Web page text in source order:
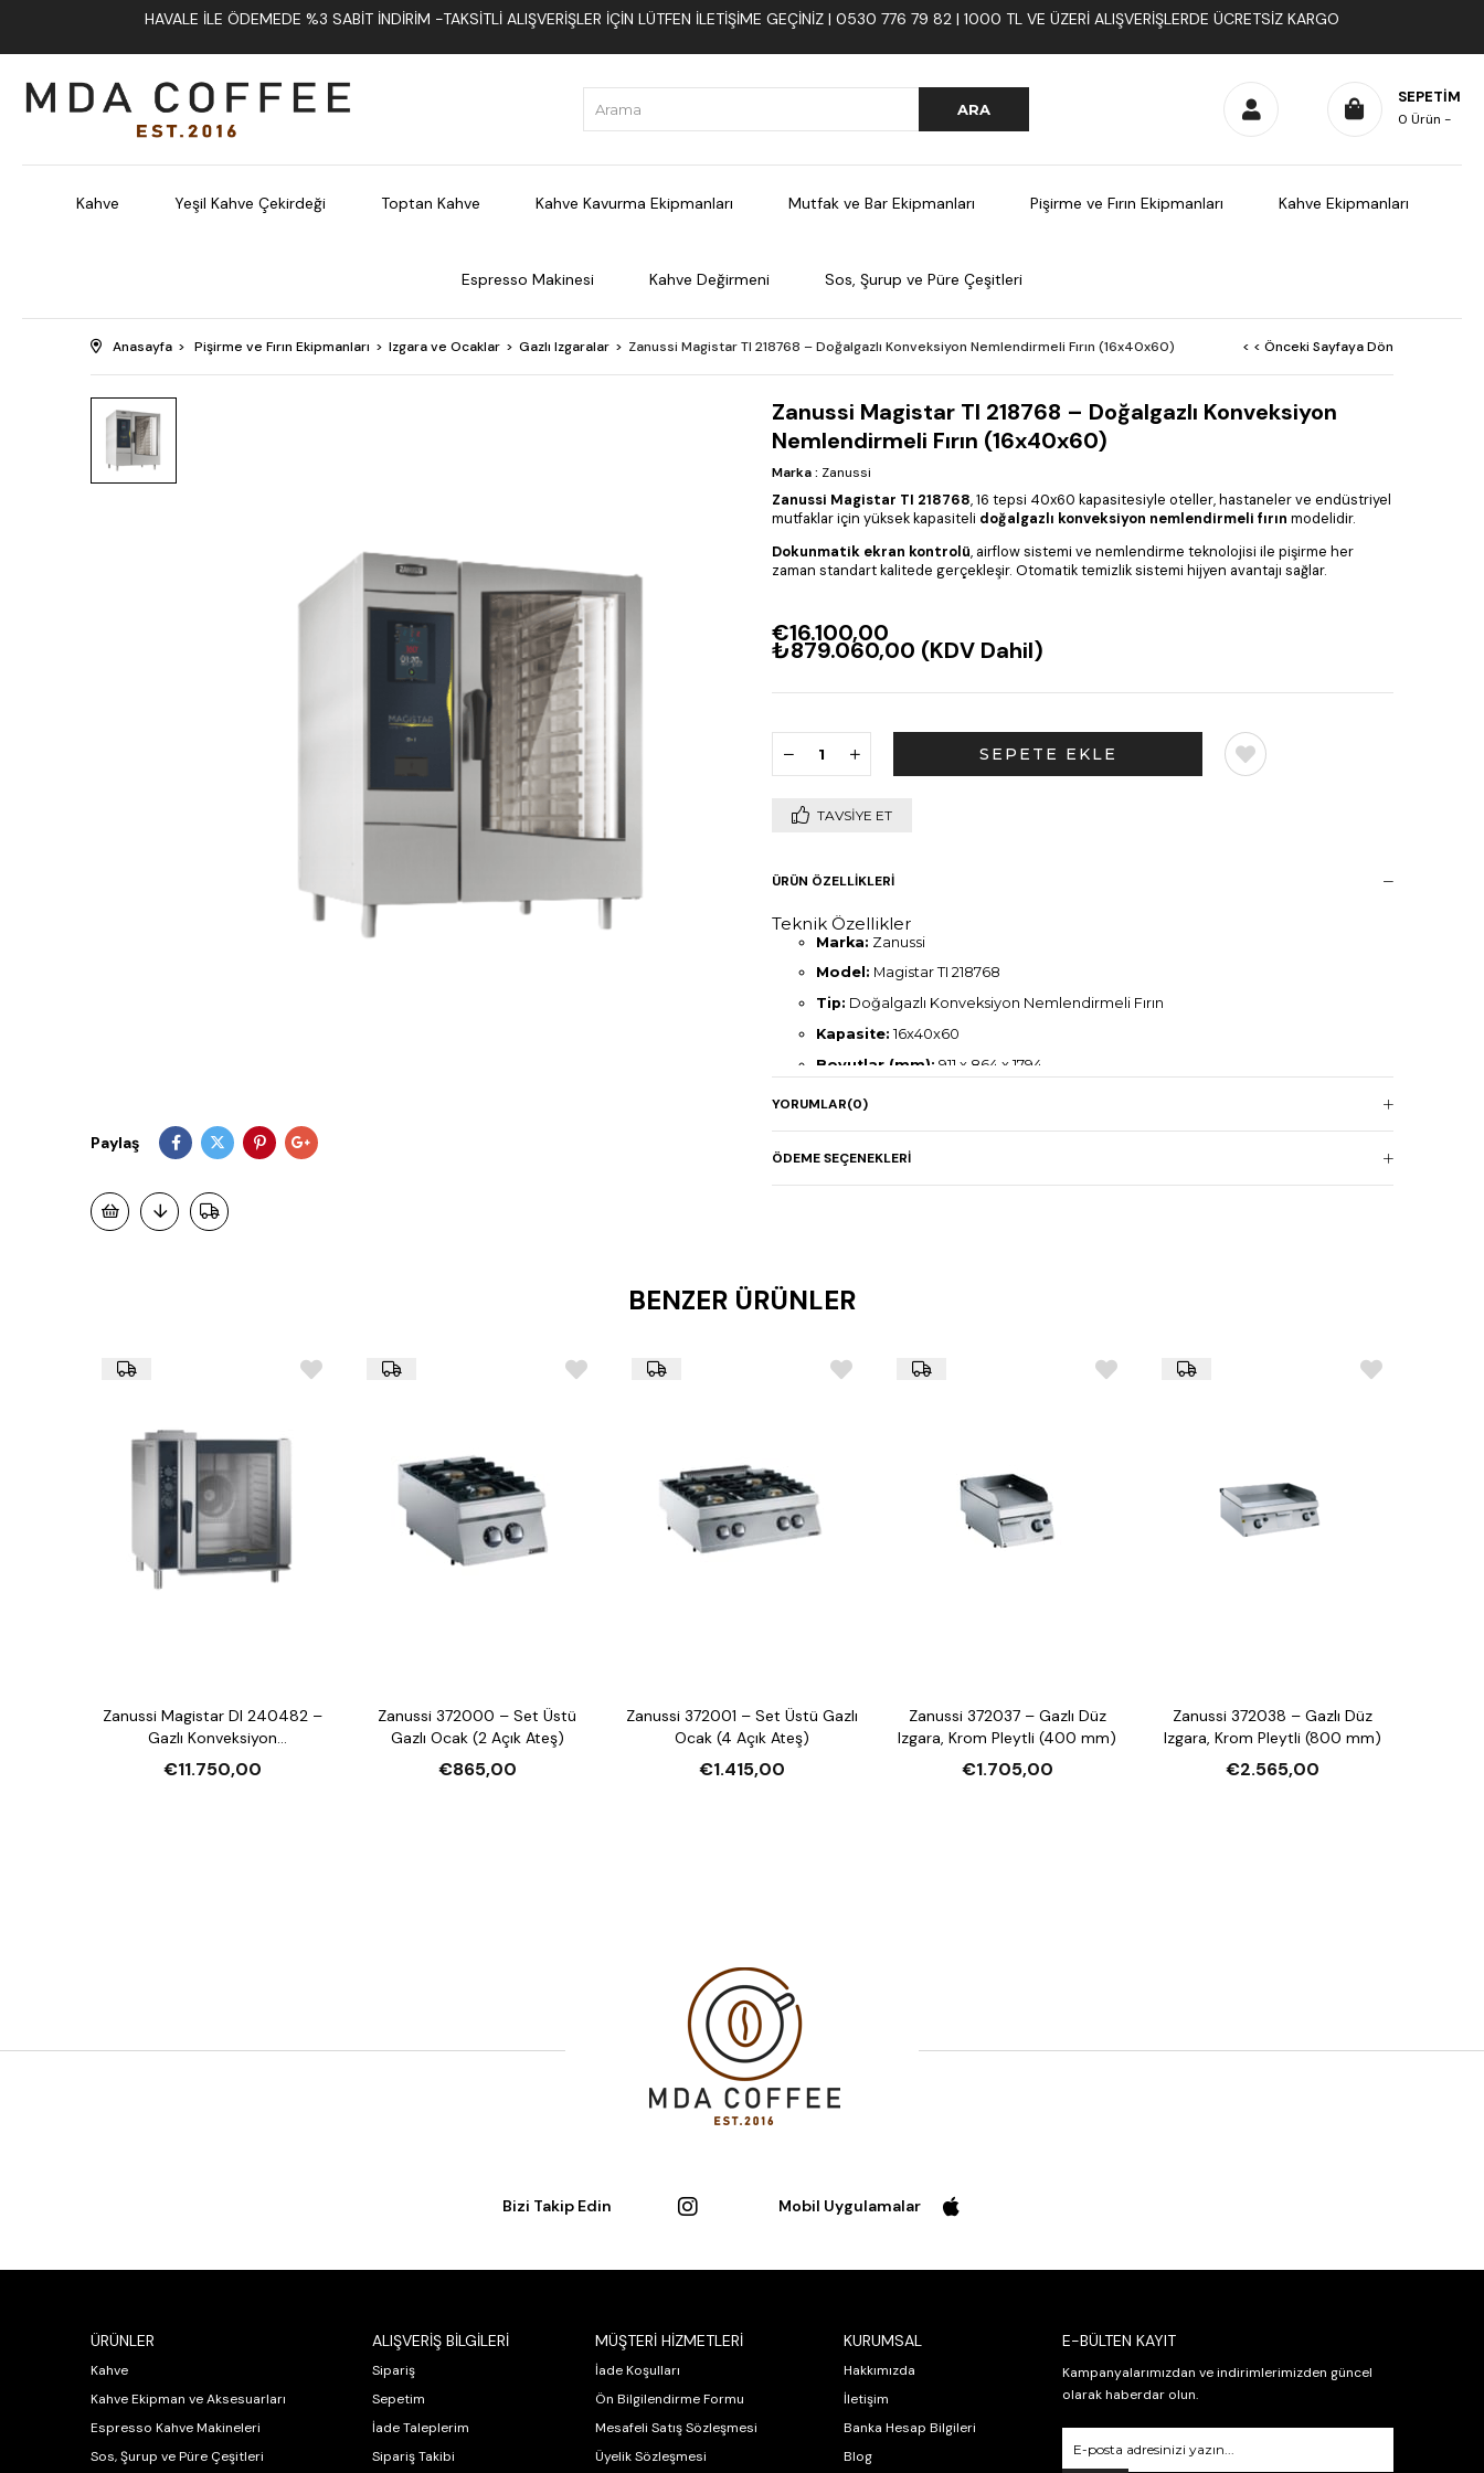
HAVALE İLE ÖDEMEDE %3 SABIT İNDIRIM -TAKSITLI ALIŞVERIŞLER İÇIN LÜTFEN ILETIŞIME GEÇINIZ | 0530 776 79 82 | 1000 TL VE ÜZERI ALIŞVERIŞLERDE ÜCRETSIZ KARGO
SEPETIM
0 Ürün
Kahve Yeşil Kahve Çekirdeği Toptan Kahve Kahve Kavurma Ekipmanları Mutfak ve Bar Ekipmanları Pişirme ve Fırın Ekipmanları Kahve Ekipmanları
Espresso Makinesi Kahve Değirmeni Sos, Şurup ve Püre Çeşitleri
Anasayfa Pişirme ve Fırın Ekipmanları Izgara ve Ocaklar Gazlı Izgaralar Zanussi Magistar TI 218768 – Doğalgazlı Konveksiyon Nemlendirmeli Fırın (16x40x60) < < Önceki Sayfaya Dön
Paylaş
Zanussi Magistar TI 218768 – Doğalgazlı Konveksiyon
Nemlendirmeli Fırın (16x40x60)
Marka: Zanussi
Zanussi Magistar TI 218768, 16 tepsi 40x60 kapasitesiyle oteller, hastaneler ve endüstriyel
mutfaklar için yüksek kapasiteli doğalgazlı konveksiyon nemlendirmeli fırın modelidir.
Dokunmatik ekran kontrolü, airflow sistemi ve nemlendirme teknolojisi ile pişirme her
zaman standart kalitede gerçekleşir. Otomatik temizlik sistemi hijyen avantajı sağlar.
€16.100,00
₺879.060,00 (KDV Dahil)
TAVSIYE ET
ÜRÜN ÖZELLIKLERI
Teknik Özellikler
Marka: Zanussi
Model: Magistar TI 218768
Tip: Doğalgazlı Konveksiyon Nemlendirmeli Fırın
Kapasite: 16x40x60
Boyutlar (mm): 911 x 864 x 1794
Gaz Gücü:
Ağırlık:281 kg
YORUMLAR(0)
ÖDEME SEÇENEKLERI
BENZER ÜRÜNLER
Zanussi Magistar DI 240482 –
Gazlı Konveksiyon
Nemlendirmeli Fırın (20xGN2/1,
Crosswise)
€11.750,00
Zanussi 372000 – Set Üstü
Gazlı Ocak (2 Açık Ateş)
€865,00
Zanussi 372001 – Set Üstü Gazlı
Ocak (4 Açık Ateş)
€1.415,00
Zanussi 372037 – Gazlı Düz
Izgara, Krom Pleytli (400 mm)
€1.705,00
Zanussi 372038 – Gazlı Düz
Izgara, Krom Pleytli (800 mm)
€2.565,00
Bizi Takip Edin Mobil Uygulamalar
ÜRÜNLER
Kahve
Kahve Ekipman ve Aksesuarları
Espresso Kahve Makineleri
Sos, Şurup ve Püre Çeşitleri
ALIŞVERİŞ BİLGİLERİ
Sipariş
Sepetim
İade Taleplerim
Sipariş Takibi
MÜŞTERİ HİZMETLERİ
İade Koşulları
Ön Bilgilendirme Formu
Mesafeli Satış Sözleşmesi
Üyelik Sözleşmesi
KURUMSAL
Hakkımızda
İletişim
Banka Hesap Bilgileri
Blog
E-BÜLTEN KAYIT
Kampanyalarımızdan ve indirimlerimizden güncel
olarak haberdar olun.